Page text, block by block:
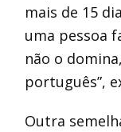
mais de 15
uma pessoa
não o
português”,
Outra